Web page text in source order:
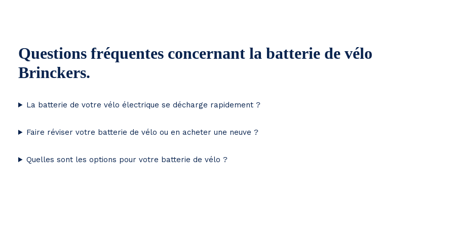
Questions fréquentes concernant la batterie de vélo
Brinckers.
La batterie de votre vélo électrique se décharge rapidement ?
Faire réviser votre batterie de vélo ou en acheter une neuve ?
Quelles sont les options pour votre batterie de vélo ?